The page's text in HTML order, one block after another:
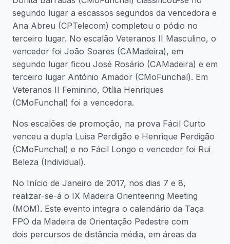
segundo lugar a escassos segundos da vencedora e
Ana Abreu (CPTelecom) completou o pódio no
terceiro lugar. No escalão Veteranos II Masculino, o
vencedor foi João Soares (CAMadeira), em
segundo lugar ficou José Rosário (CAMadeira) e em
terceiro lugar António Amador (CMoFunchal). Em
Veteranos II Feminino, Otília Henriques
(CMoFunchal) foi a vencedora.
Nos escalões de promoção, na prova Fácil Curto
venceu a dupla Luisa Perdigão e Henrique Perdigão
(CMoFunchal) e no Fácil Longo o vencedor foi Rui
Beleza (Individual).
No Início de Janeiro de 2017, nos dias 7 e 8,
realizar-se-á o IX Madeira Orienteering Meeting
(MOM). Este evento integra o calendário da Taça
FPO da Madeira de Orientação Pedestre com
dois percursos de distância média, em áreas da